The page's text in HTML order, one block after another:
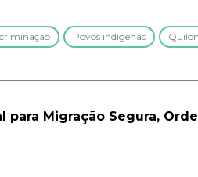
Povos indígenas
para Migração Segura,